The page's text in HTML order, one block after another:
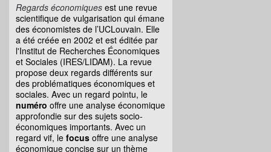
Regards économiques est une revue
scientifique de vulgarisation qui émane
des économistes de l’UCLouvain. Elle
a été créée en 2002 et est éditée par
l'Institut de Recherches Économiques
et Sociales (IRES/LIDAM). La revue
propose deux regards différents sur
des problématiques économiques et
sociales. Avec un regard pointu, le
numéro offre une analyse économique
approfondie sur des sujets socio-
économiques importants. Avec un
regard vif, le focus offre une analyse
économique concise sur un thème